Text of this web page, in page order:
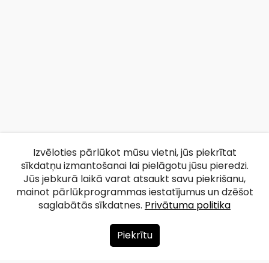
Par mums
Izvēloties pārlūkot mūsu vietni, jūs piekrītat
sīkdatņu izmantošanai lai pielāgotu jūsu pieredzi.
Jūs jebkurā laikā varat atsaukt savu piekrišanu,
mainot pārlūkprogrammas iestatījumus un dzēšot
saglabātās sīkdatnes. Privātuma politika
Piekrītu